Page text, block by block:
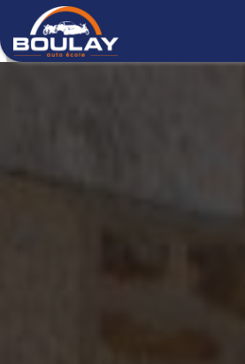
Panneau de gestion des cookies